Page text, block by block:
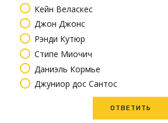
Кейн Веласкес
Джон Джонс
Рэнди Кутюр
Стипе Миочич
Даниэль Кормье
Джуниор дос Сантос